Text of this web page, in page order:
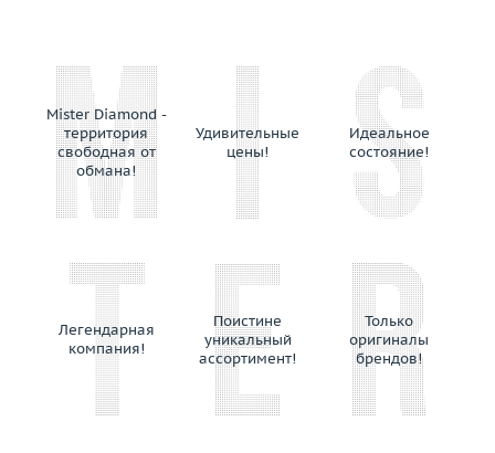
Mister Diamond -
территория
свободная от
обмана!
Удивительные
цены!
Идеальное
состояние!
Легендарная
компания!
Поистине
уникальный
ассортимент!
Только
оригиналы
брендов!